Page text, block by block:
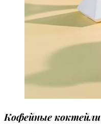
Кофейные коктейли